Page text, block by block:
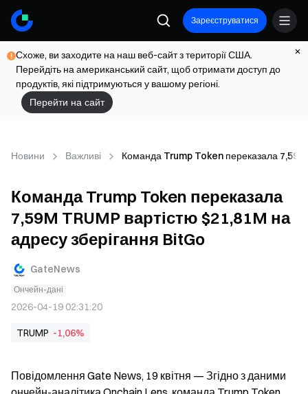
Зареєструватися
Схоже, ви заходите на наш веб-сайт з території США.
Перейдіть на американський сайт, щоб отримати доступ до
продуктів, які підтримуються у вашому регіоні.
Перейти на сайт
Новини Важливі Команда Trump Token переказала 7,59M
Команда Trump Token переказала
7,59M TRUMP вартістю $21,81M на
адресу зберігання BitGo
GateNews
Ончейн-дані
2026-04-19 02:31:20
TRUMP -1,06%
Повідомлення Gate News, 19 квітня — Згідно з даними